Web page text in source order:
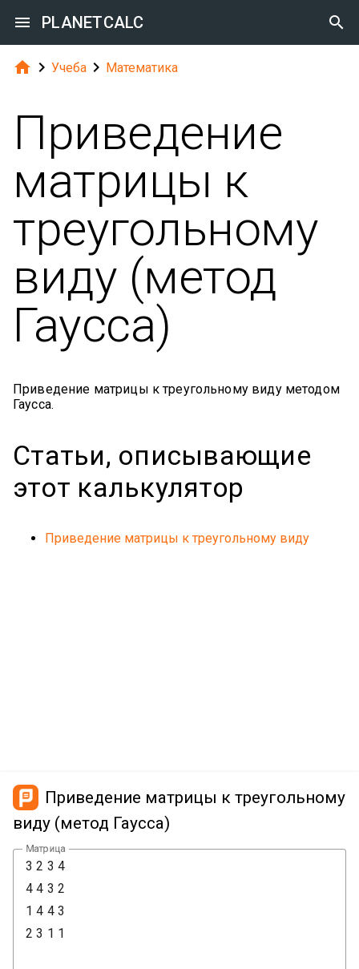
 PLANETCALC 
  Учеба  Математика
Приведение
матрицы к
треугольному
виду (метод
Гаусса)
Приведение матрицы к треугольному виду методом
Гаусса.
Статьи, описывающие
этот калькулятор
Приведение матрицы к треугольному виду
Приведение матрицы к треугольному
виду (метод Гаусса)
Матрица